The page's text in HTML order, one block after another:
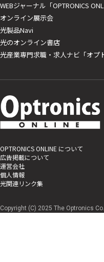
WEBジャーナル「OPTRONICS
オンライン展示会
光製品Navi
光のオンライン書店
光産業専門求職・求人ナビ「オプ
OPTRONICS ONLINE について
広告掲載について
運営会社
個人情報
光関連リンク集
Copyright (C) 2025 The Optronics